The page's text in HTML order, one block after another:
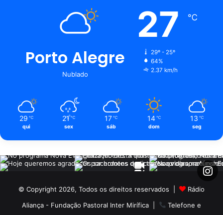
Porto Alegre
Nublado
27 ℃
29º - 25º
64%
2.37 km/h
29 ℃
qui
21 ℃
sex
17 ℃
sáb
14 ℃
dom
13 ℃
seg
© Copyright 2026, Todos os direitos reservados |
Rádio
Aliança - Fundação Pastoral Inter Mirífica| Telefone e